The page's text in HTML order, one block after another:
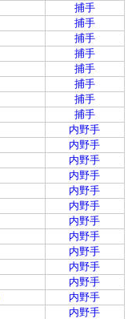
捕手
捕手
捕手
捕手
捕手
捕手
捕手
捕手
内野手
内野手
内野手
内野手
内野手
内野手
内野手
内野手
内野手
内野手
内野手
内野手
内野手